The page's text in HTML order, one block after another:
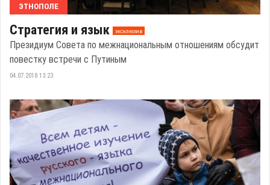
ЭТНОПОЛЕ
Стратегия и язык эксклюзив
Президиум Совета по межнациональным отношениям обсудит
повестку встречи с Путиным
04.07.2018 13:23